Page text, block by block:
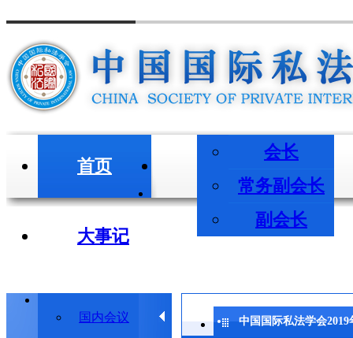
首页
会长
常务副会长
副会长
会长/副会长
大事记
国内会议
学术会议 中国国际私法学会